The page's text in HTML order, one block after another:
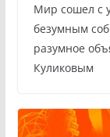
Мир сошел с
безумным
разумное
Куликовым